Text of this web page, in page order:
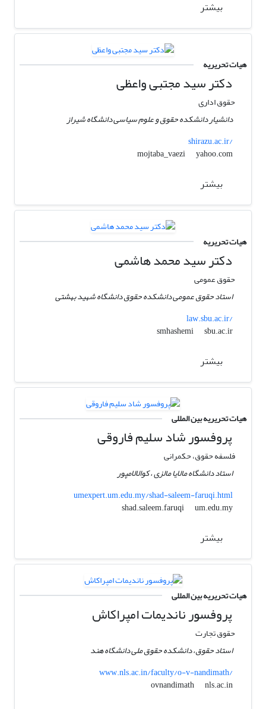
بیشتر
هیات تحریریه
دکتر سید مجتبی واعظی
حقوق اداری
دانشیار دانشکده حقوق و علوم سیاسی دانشگاه شیراز
shirazu.ac.ir/
mojtaba_vaezi
yahoo.com
بیشتر
هیات تحریریه
دکتر سید محمد هاشمی
حقوق عمومی
استاد حقوق عمومی دانشکده حقوق دانشگاه شهید بهشتی
law.sbu.ac.ir/
smhashemi
sbu.ac.ir
بیشتر
هیات تحریریه بین المللی
پروفسور شاد سلیم فاروقی
فلسفه حقوق، حکمرانی
استاد دانشگاه مالایا مالزی ، کوالالامپور
umexpert.um.edu.my/shad-saleem-faruqi.html
shad.saleem.faruqi
um.edu.my
بیشتر
هیات تحریریه بین المللی
پروفسور ناندیمات امپراکاش
حقوق تجارت
استاد حقوق، دانشکده حقوق ملی دانشگاه هند
www.nls.ac.in/faculty/o-v-nandimath/
ovnandimath
nls.ac.in